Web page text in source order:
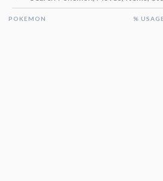
POKEMON % USAGE